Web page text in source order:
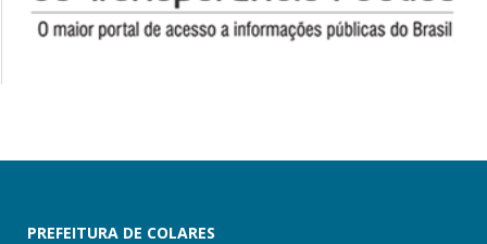
PREFEITURA DE COLARES